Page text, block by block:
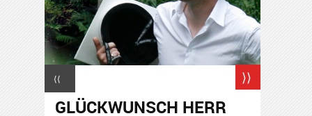
⟨⟨ ⟩⟩
GLÜCKWUNSCH HERR